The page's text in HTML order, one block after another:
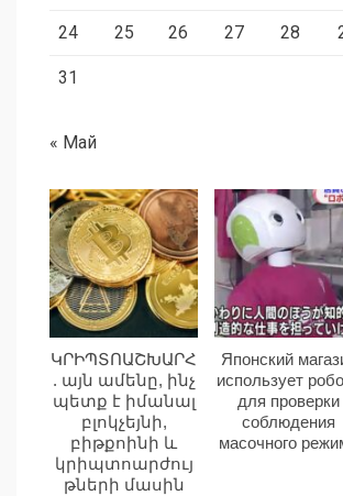
24 25 26 27 28
31
« Май
ԿՐԻՊՏՈԱՇԽԱՐՀ
. այն ամենը, ինչ
պետք է իմանալ
բլոկչեյնի,
բիթքոինի և
կրիպտոարժույ
թների մասին
Японский
использует
для проверки
соблюдения
масочного